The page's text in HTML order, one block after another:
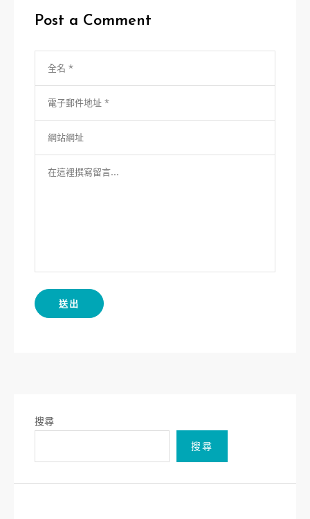
Post a Comment
搜尋
搜尋